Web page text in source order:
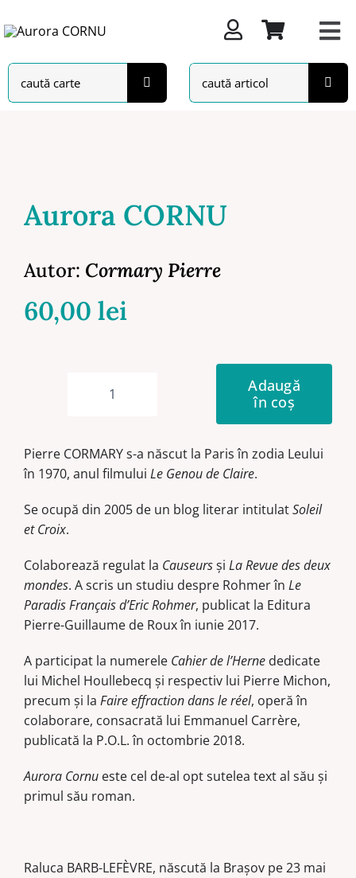
to
Search
for:
Search
for:
Aurora CORNU
Autor: Cormary Pierre
60,00 lei
Cantitate
Adaugă
în coș
Pierre CORMARY s-a născut la Paris în zodia Leului
în 1970, anul filmului Le Genou de Claire.
Se ocupă din 2005 de un blog literar intitulatSoleil
et Croix.
Colaborează regulat la Causeursşi La Revue des deux
mondes. A scris un studiu despre Rohmer în Le
Paradis Français d’Eric Rohmer, publicat la Editura
Pierre-Guillaume de Roux în iunie 2017.
A participat la numerele Cahier de l’Hernededicate
lui Michel Houllebecq şi respectiv lui Pierre Michon,
precum şi la Faire effraction dans le réel, operă în
colaborare, consacrată lui Emmanuel Carrère,
publicată la P.O.L. în octombrie 2018.
Aurora Cornu este cel de-al opt sutelea text al său şi
primul său roman.
Raluca BARB-LEFÈVRE, născută la Brașov pe 23 mai